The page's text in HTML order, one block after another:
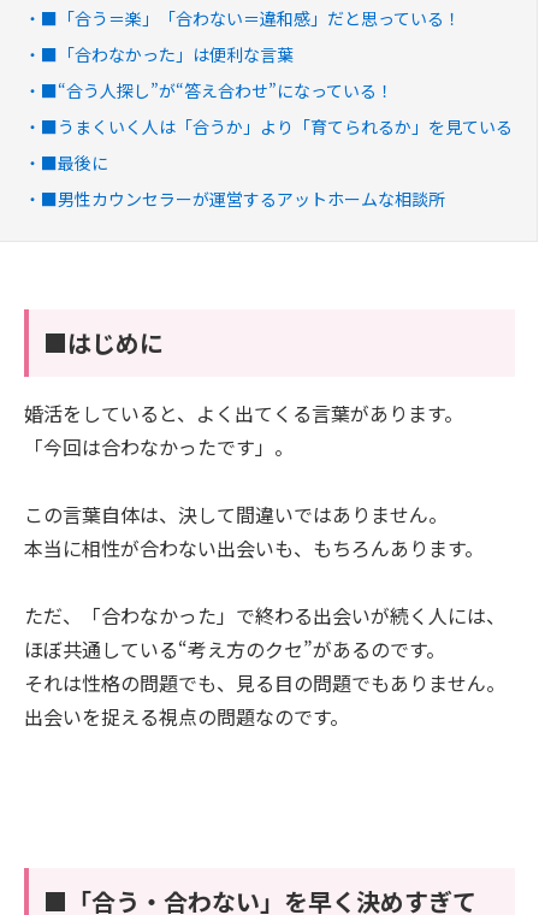
■「合う＝楽」「合わない＝違和感」だと思っている！
■「合わなかった」は便利な言葉
■“合う人探し”が“答え合わせ”になっている！
■うまくいく人は「合うか」より「育てられるか」を見ている
■最後に
■男性カウンセラーが運営するアットホームな相談所
■はじめに
婚活をしていると、よく出てくる言葉があります。
「今回は合わなかったです」。
この言葉自体は、決して間違いではありません。
本当に相性が合わない出会いも、もちろんあります。
ただ、「合わなかった」で終わる出会いが続く人には、
ほぼ共通している“考え方のクセ”があるのです。
それは性格の問題でも、見る目の問題でもありません。
出会いを捉える視点の問題なのです。
■「合う・合わない」を早く決めすぎて